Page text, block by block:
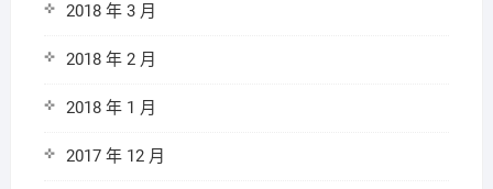
2018 年 3 月
2018 年 2 月
2018 年 1 月
2017 年 12 月